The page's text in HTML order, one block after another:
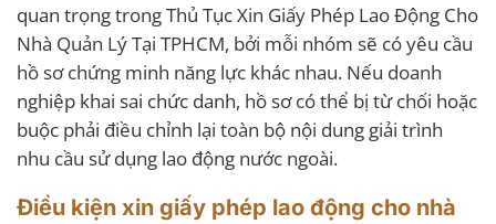
quan trọng trong Thủ Tục Xin Giấy Phép Lao Động Cho
Nhà Quản Lý Tại TPHCM, bởi mỗi nhóm sẽ có yêu cầu
hồ sơ chứng minh năng lực khác nhau. Nếu doanh
nghiệp khai sai chức danh, hồ sơ có thể bị từ chối hoặc
buộc phải điều chỉnh lại toàn bộ nội dung giải trình
nhu cầu sử dụng lao động nước ngoài.
Điều kiện xin giấy phép lao động cho nhà